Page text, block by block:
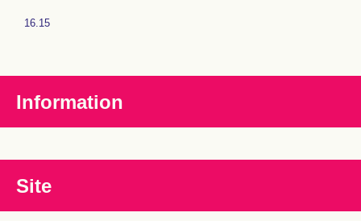
16.15
Information
Site